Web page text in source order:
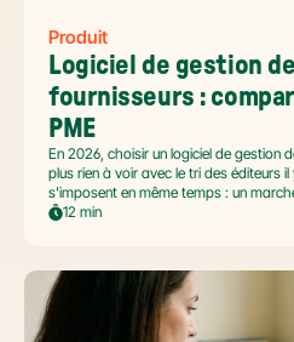
Produit
Logiciel de gestion
fournisseurs :
PME
En 2026, choisir un logiciel de gestion
plus rien à voir avec le tri des éditeurs
s'imposent en même temps : un
USD en pleine accélération, une
de traitement, selon Forrester 2026).
outils pertinents pour les PME
dans ce paysage en mouvement.
12 min